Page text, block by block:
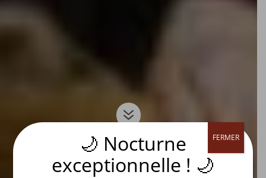
7
🌙 Nocturne
exceptionnelle ! 🌙
FERMER